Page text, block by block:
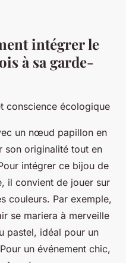
intégrer le
à sa garde-
conscience écologique
un nœud papillon en
son originalité tout en
intégrer ce bijou de
il convient de jouer sur
couleurs. Par exemple,
se mariera à merveille
pastel, idéal pour un
un événement chic,